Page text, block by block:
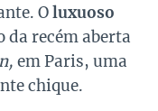
Oluxuoso
recém aberta
em Paris, uma
chique.